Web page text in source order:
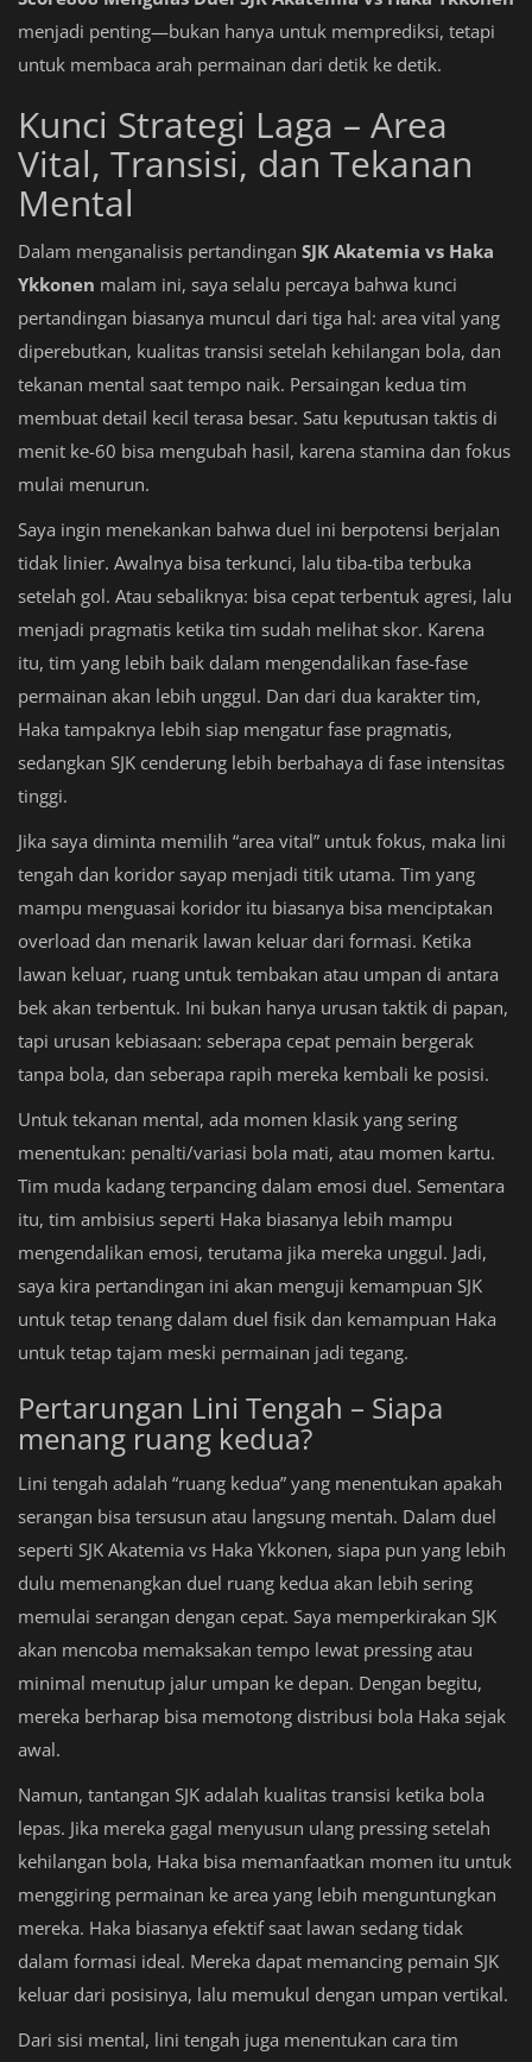
menjadi penting—bukan hanya untuk memprediksi, tetapi
untuk membaca arah permainan dari detik ke detik.
Kunci Strategi Laga – Area
Vital, Transisi, dan Tekanan
Mental
Dalam menganalisis pertandingan SJK Akatemia vs Haka
Ykkonen malam ini, saya selalu percaya bahwa kunci
pertandingan biasanya muncul dari tiga hal: area vital yang
diperebutkan, kualitas transisi setelah kehilangan bola, dan
tekanan mental saat tempo naik. Persaingan kedua tim
membuat detail kecil terasa besar. Satu keputusan taktis di
menit ke-60 bisa mengubah hasil, karena stamina dan fokus
mulai menurun.
Saya ingin menekankan bahwa duel ini berpotensi berjalan
tidak linier. Awalnya bisa terkunci, lalu tiba-tiba terbuka
setelah gol. Atau sebaliknya: bisa cepat terbentuk agresi, lalu
menjadi pragmatis ketika tim sudah melihat skor. Karena
itu, tim yang lebih baik dalam mengendalikan fase-fase
permainan akan lebih unggul. Dan dari dua karakter tim,
Haka tampaknya lebih siap mengatur fase pragmatis,
sedangkan SJK cenderung lebih berbahaya di fase intensitas
tinggi.
Jika saya diminta memilih “area vital” untuk fokus, maka lini
tengah dan koridor sayap menjadi titik utama. Tim yang
mampu menguasai koridor itu biasanya bisa menciptakan
overload dan menarik lawan keluar dari formasi. Ketika
lawan keluar, ruang untuk tembakan atau umpan di antara
bek akan terbentuk. Ini bukan hanya urusan taktik di papan,
tapi urusan kebiasaan: seberapa cepat pemain bergerak
tanpa bola, dan seberapa rapih mereka kembali ke posisi.
Untuk tekanan mental, ada momen klasik yang sering
menentukan: penalti/variasi bola mati, atau momen kartu.
Tim muda kadang terpancing dalam emosi duel. Sementara
itu, tim ambisius seperti Haka biasanya lebih mampu
mengendalikan emosi, terutama jika mereka unggul. Jadi,
saya kira pertandingan ini akan menguji kemampuan SJK
untuk tetap tenang dalam duel fisik dan kemampuan Haka
untuk tetap tajam meski permainan jadi tegang.
Pertarungan Lini Tengah – Siapa
menang ruang kedua?
Lini tengah adalah “ruang kedua” yang menentukan apakah
serangan bisa tersusun atau langsung mentah. Dalam duel
seperti SJK Akatemia vs Haka Ykkonen, siapa pun yang lebih
dulu memenangkan duel ruang kedua akan lebih sering
memulai serangan dengan cepat. Saya memperkirakan SJK
akan mencoba memaksakan tempo lewat pressing atau
minimal menutup jalur umpan ke depan. Dengan begitu,
mereka berharap bisa memotong distribusi bola Haka sejak
awal.
Namun, tantangan SJK adalah kualitas transisi ketika bola
lepas. Jika mereka gagal menyusun ulang pressing setelah
kehilangan bola, Haka bisa memanfaatkan momen itu untuk
menggiring permainan ke area yang lebih menguntungkan
mereka. Haka biasanya efektif saat lawan sedang tidak
dalam formasi ideal. Mereka dapat memancing pemain SJK
keluar dari posisinya, lalu memukul dengan umpan vertikal.
Dari sisi mental, lini tengah juga menentukan cara tim